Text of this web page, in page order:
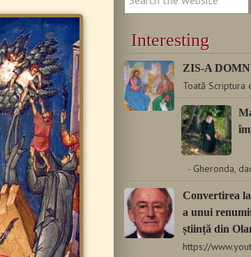
Interesting
ZIS-A
Convertirea
a unui
știință din